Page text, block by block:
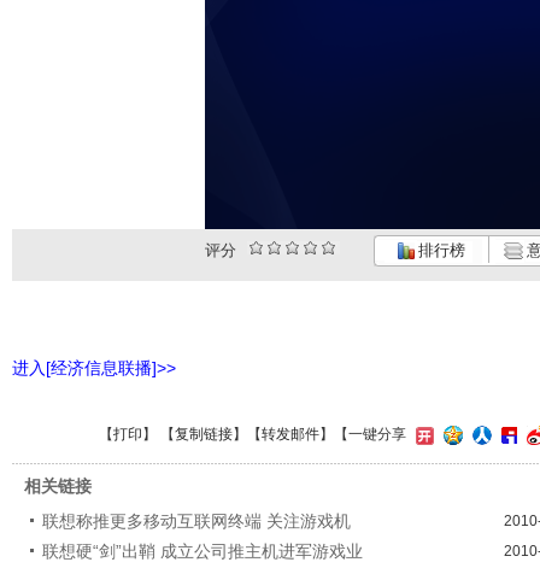
评分 排行榜
进入[经济信息联播]>>
【打印 】 【复制链接】【转发邮件】 【一键分享
相关链接
联想称推更多移动互联网终端 关注游戏机
联想硬“剑”出鞘 成立公司推主机进军游戏业